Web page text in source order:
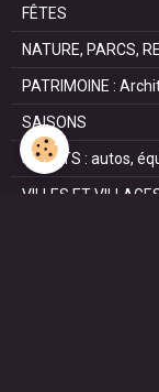
FÊTES
NATURE, PARCS,
PATRIMOINE :
SAISONS
SPORTS : autos,
VILLES ET